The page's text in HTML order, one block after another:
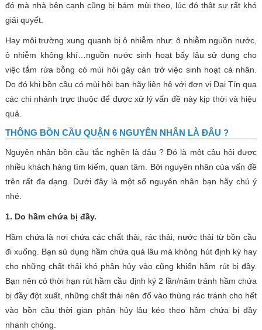
đó mà nhà bên cạnh cũng bị bám mùi theo, lúc đó thật sự rất khó
giải quyết.
Hay môi trường xung quanh bị ô nhiễm như: ô nhiễm nguồn nước,
ô nhiễm không khí…nguồn nước sinh hoạt bấy lâu sử dụng cho
việc tắm rửa bỗng có mùi hôi gây cản trở việc sinh hoạt cá nhân.
Do đó khi bồn cầu có mùi hôi bạn hãy liên hệ với đơn vị Đại Tín qua
các chi nhánh trực thuộc để được xử lý vấn đề này kịp thời và hiệu
quả.
THÔNG BỒN CẦU QUẬN 6 NGUYÊN NHÂN LÀ ĐÂU ?
Nguyên nhân bồn cầu tắc nghẽn là đâu ? Đó là một câu hỏi được
nhiều khách hàng tìm kiếm, quan tâm. Bởi nguyên nhân của vấn đề
trên rất đa dạng. Dưới đây là một số nguyên nhân bạn hãy chú ý
nhé.
1. Do hầm chứa bị đầy.
Hầm chứa là nơi chứa các chất thải, rác thải, nước thải từ bồn cầu
đi xuống. Bạn sủ dụng hầm chứa quá lâu mà không hút định kỳ hay
cho những chất thải khó phân hủy vào cũng khiến hầm rút bị đầy.
Bạn nên có thời hạn rút hầm cầu định ký 2 lần/năm tránh hầm chứa
bị đầy đột xuất, những chất thải nên đổ vào thùng rác tránh cho hết
vào bồn cầu thời gian phân hủy lâu kéo theo hầm chứa bị đầy
nhanh chóng.